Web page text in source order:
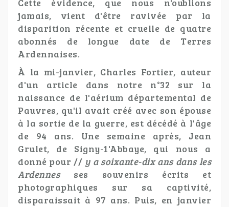
jamais, vient d'être ravivée par la
disparition récente et cruelle de quatre
abonnés de longue date de Terres
Ardennaises.
À la mi-janvier, Charles Fortier, auteur
d'un article dans notre n°32 sur la
naissance de l'aérium départemental de
Pauvres, qu'il avait créé avec son épouse
à la sortie de la guerre, est décédé à l'âge
de 94 ans. Une semaine après, Jean
Grulet, de Signy-1'Abbaye, qui nous a
donné pour // y a soixante-dix ans dans les
Ardennes ses souvenirs écrits et
photographiques sur sa captivité,
disparaissait à 97 ans. Puis, en janvier